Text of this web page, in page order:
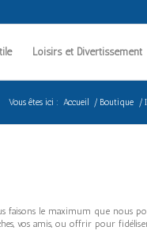
Loisirs et Divertissement
Vous êtes ici : Accueil / Boutique /
faisons le maximum que nous
vos amis, ou offrir pour